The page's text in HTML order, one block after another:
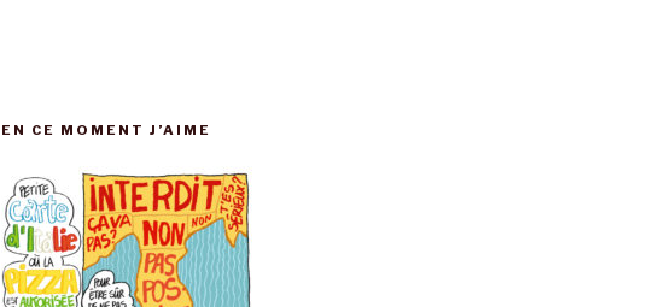
EN CE MOMENT J’AIME